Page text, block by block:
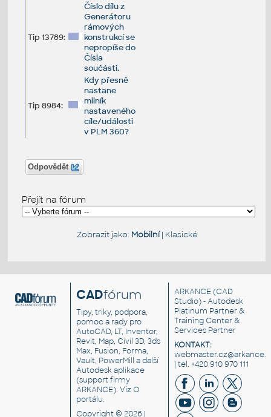
Tip 13789:
Číslo dílu z
Generátoru
rámových
konstrukcí se
nepropíše do
Čísla
součásti.
Tip 8984:
Kdy přesně
nastane
milník
nastaveného
cíle/události
v PLM 360?
Odpovědět
Přejít na fórum
Zobrazit jako: Mobilní| Klasické
CADfórum
Tipy, triky, podpora,
pomoc a rady pro
AutoCAD, LT, Inventor,
Revit, Map, Civil 3D, 3ds
Max, Fusion, Forma,
Vault, PowerMill a další
Autodesk aplikace
(support firmy
ARKANCE). VizO
portálu.
Copyright © 2026 |
ARKANCE (CAD
Studio) - Autodesk
Platinum Partner &
Training Center &
Services Partner
KONTAKT:
| tel. +420 910 970 111